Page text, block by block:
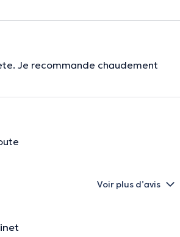
Je recommande chaudement
Voir plus d’avis